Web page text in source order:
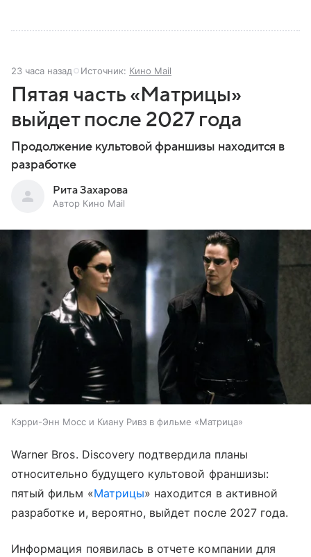
23 часа назад Источник: Кино Mail
Пятая часть «Матрицы»
выйдет после 2027 года
Продолжение культовой франшизы находится в
разработке
Рита Захарова
Автор Кино Mail
Кэрри-Энн Мосс и Киану Ривз в фильме «Матрица»
Warner Bros. Discovery подтвердила планы
относительно будущего культовой франшизы:
пятый фильм «Матрицы» находится в активной
разработке и, вероятно, выйдет после 2027 года.
Информация появилась в отчете компании для